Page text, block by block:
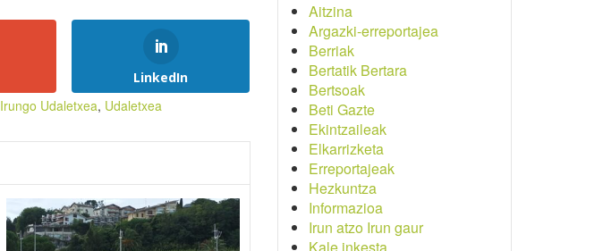
LinkedIn
Irungo Udaletxea, Udaletxea
Aitzina
Argazki-erreportajea
Berriak
Bertatik Bertara
Bertsoak
Beti Gazte
Ekintzaileak
Elkarrizketa
Erreportajeak
Hezkuntza
Informazioa
Irun atzo Irun gaur